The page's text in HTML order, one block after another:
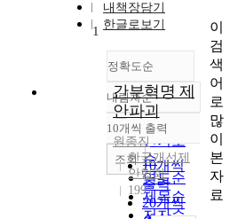
내책장담기
한글로보기
정확도순
정확도
순
인기도
순
연도순
제목순
저자순
내림차순
내림차순
10개씩 출력
10개씩
출력
20개씩
조회
1
간부혁명 제
안파괴
원종진
한국개선제
안협회
1997
이
검
색
어
로
많
이
본
자
료